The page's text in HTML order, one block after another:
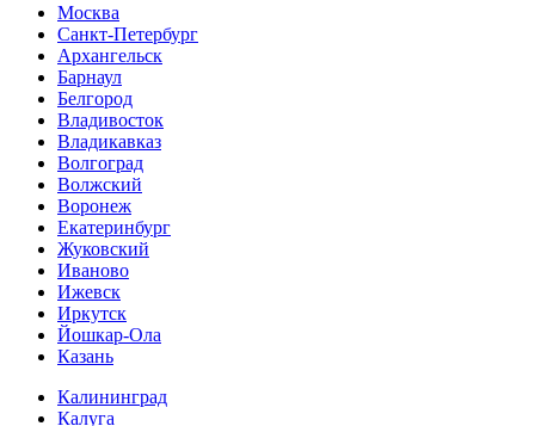
Москва
Санкт-Петербург
Архангельск
Барнаул
Белгород
Владивосток
Владикавказ
Волгоград
Волжский
Воронеж
Екатеринбург
Жуковский
Иваново
Ижевск
Иркутск
Йошкар-Ола
Казань
Калининград
Калуга